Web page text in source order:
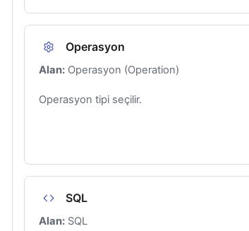
Operasyon
Alan: Operasyon (Operation)
Operasyon tipi seçilir.
SQL
Alan: SQL